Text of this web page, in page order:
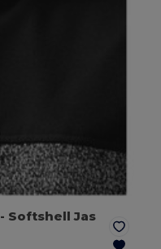
- Softshell Jas